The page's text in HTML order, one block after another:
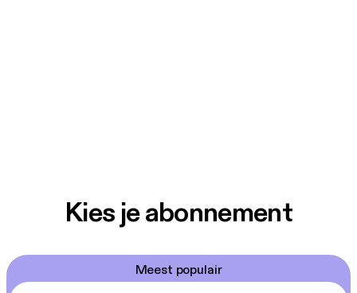
Kies je abonnement
Meest populair